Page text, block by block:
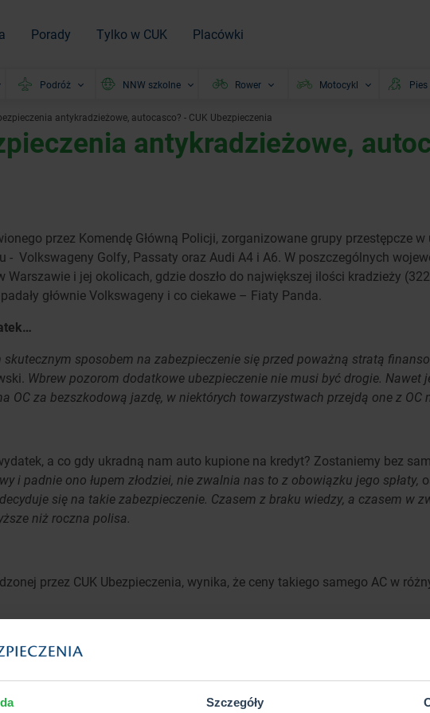
Szczegóły
Porady Tylko w CUK Placówki
Podróż NNW szkolne Rower Motocykl
antykradzieżowe, autocasco? - CUK Ubezpieczenia
antykradzieżowe,
przez Komendę Główną Policji, zorganizowane grupy przestępcze w
- Volkswageny Golfy, Passaty oraz Audi A4 i A6. W poszczególnych
Warszawie i jej okolicach, gdzie doszło do największej ilości kradzieży
głównie Volkswageny i co ciekawe – Fiaty Panda.
skutecznym sposobem na zabezpieczenie się przed poważną stratą
Wbrew pozorom dodatkowe ubezpieczenie nie musi być drogie. Nawet
OC za bezszkodową jazdę, w niektórych towarzystwach przejdą one z OC
a co gdy ukradną nam auto kupione na kredyt? Zostaniemy bez
i padnie ono łupem złodziei, nie zwalnia nas to z obowiązku jego spłaty,
się na takie zabezpieczenie. Czasem z braku wiedzy, a czasem w
niż roczna polisa.
przez CUK Ubezpieczenia, wynika, że ceny takiego samego AC w
kierowcę, posiadającego prawo jady od 15 lat, bezszkodową
w kilkunastu towarzystwach.
samego AC mogą różnić się w zależności od ubezpieczyciela i odnosi
dla swoich Golfów porównają ceny, zaoszczędzą nawet 853 zł,